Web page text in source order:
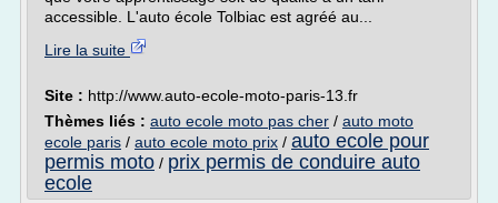
accessible. L'auto école Tolbiac est agréé au...
Lire la suite
Site : http://www.auto-ecole-moto-paris-13.fr
Thèmes liés : auto ecole moto pas cher / auto moto
ecole paris / auto ecole moto prix / auto ecole pour
permis moto / prix permis de conduire auto
ecole